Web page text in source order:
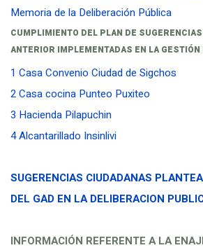
Memoria de la Deliberación Pública
CUMPLIMIENTO DEL PLAN DE
ANTERIOR IMPLEMENTADAS EN LA
1 Casa Convenio Ciudad de Sigchos
2 Casa cocina Punteo Puxiteo
3 Hacienda Pilapuchin
4 Alcantarillado Insinlivi
SUGERENCIAS CIUDADANAS
DEL GAD EN LA DELIBERACION
INFORMACIÓN REFERENTE A LA